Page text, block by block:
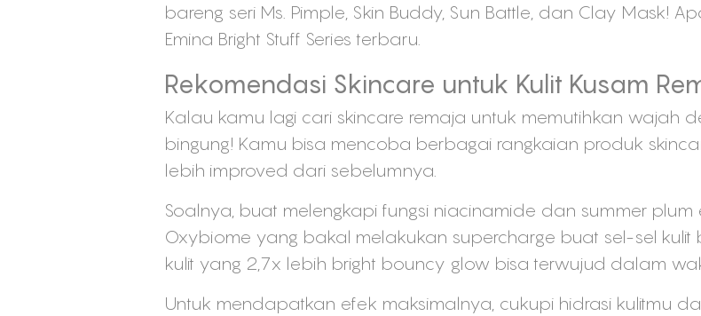
bareng seri Ms. Pimple, Skin Buddy, Sun Battle, dan Clay Mask!
Emina Bright Stuff Series terbaru.
Rekomendasi Skincare untuk Kulit Kusam
Kalau kamu lagi cari skincare remaja untuk memutihkan wajah
bingung! Kamu bisa mencoba berbagai rangkaian produk
lebih improved dari sebelumnya.
Soalnya, buat melengkapi fungsi niacinamide dan summer
Oxybiome yang bakal melakukan supercharge buat sel-sel kulit
kulit yang 2,7x lebih bright bouncy glow bisa terwujud dalam
Untuk mendapatkan efek maksimalnya, cukupi hidrasi kulitmu